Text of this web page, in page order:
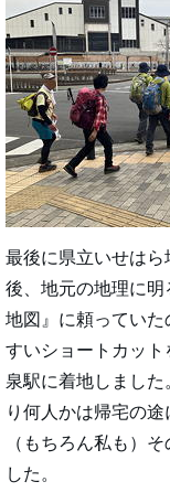
最後に県立いせは
後、地元の地理に
地図』に頼ってい
すいショートカッ
泉駅に着地しまし
り何人かは帰宅の
（もちろん私も）
した。